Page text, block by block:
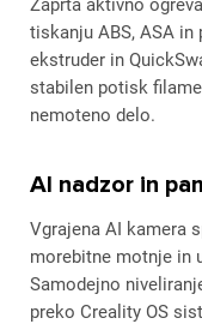
Zaprta aktivno
tiskanju ABS, ASA in
ekstruder in
stabilen potisk
nemoteno delo.
AI nadzor in
Vgrajena AI kamera
morebitne motnje in
Samodejno
preko Creality OS